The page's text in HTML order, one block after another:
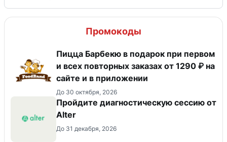
Промокоды
Пицца Барбекю в подарок при первом
и всех повторных заказах от 1290 ₽ на
сайте и в приложении
До 30 октября, 2026
Пройдите диагностическую сессию от
Alter
До 31 декабря, 2026